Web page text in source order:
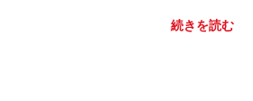
続きを読む